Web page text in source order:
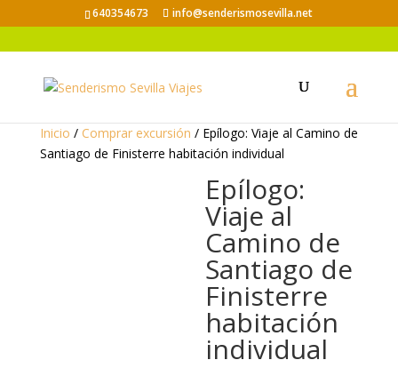
640354673 info@senderismosevilla.net
Inicio / Comprar excursión / Epílogo: Viaje al Camino de
Santiago de Finisterre habitación individual
Epílogo:
Viaje al
Camino de
Santiago de
Finisterre
habitación
individual